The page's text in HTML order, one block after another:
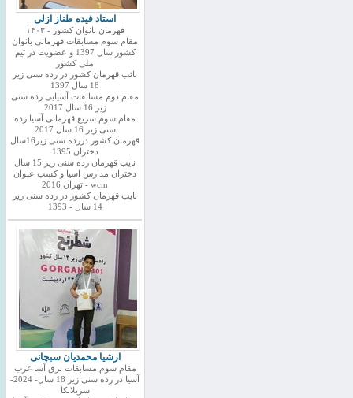
استاد فیده طناز ازلی
قهرمان بانوان کشور - ۱۴۰۳
مقام سوم مسابقات قهرمانی بانوان
کشور سال 1397 و عضویت در تیم
ملی کشور
نائب قهرمان کشور در رده سنی زیر
18 سال 1397
مقام دوم مسابقات آسیایی رده سنی
زیر 16 سال 2017
مقام سوم سریع قهرمانی آسیا رده
سنی زیر 16 سال 2017
قهرمان کشور دررده سنی زیر16سال
دختران 1395
نایب قهرمان رده سنی زیر 15 سال
دختران مدارس اسیا و کسب عنوان
wcm - تهران 2016
نایب قهرمان کشور در رده سنی زیر
14 سال - 1393
ارشیا محمدیان سبچانی
مقام سوم مسابقات برق آسا غرب
آسیا در رده سنی زیر 18 سال- 2024-
سریلانکا